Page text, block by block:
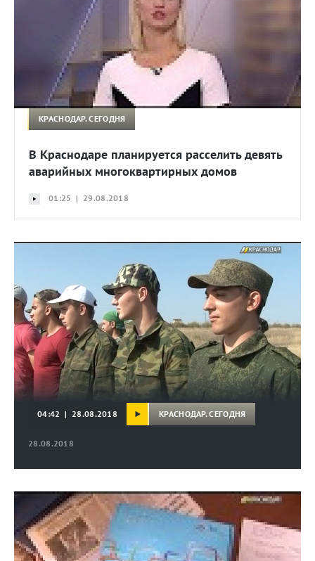
КРАСНОДАР. СЕГОДНЯ
В Краснодаре планируется расселить девять
аварийных многоквартирных домов
01:25 | 29.08.2018
28.08.2018
04:42 | 28.08.2018 КРАСНОДАР. СЕГОДНЯ